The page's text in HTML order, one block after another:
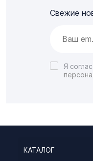
Свежие
Я
КАТАЛОГ